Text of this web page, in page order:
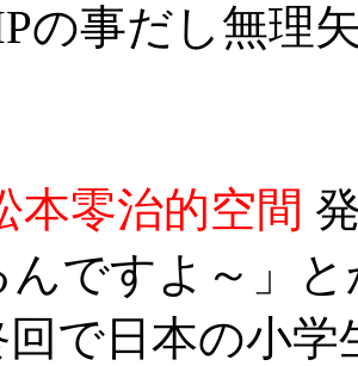
の事だし無理
本零治的空間
んですよ～」
回で日本の小